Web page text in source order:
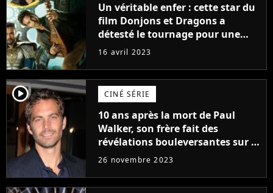
Un véritable enfer : cette star du
film Donjons et Dragons a
détesté le tournage pour une
raison très spéciale
16 avril 2023
player2 CINÉ SÉRIE
10 ans après la mort de Paul
Walker, son frère fait des
révélations bouleversantes sur la
réaction des acteurs de Fast and
26 novembre 2023